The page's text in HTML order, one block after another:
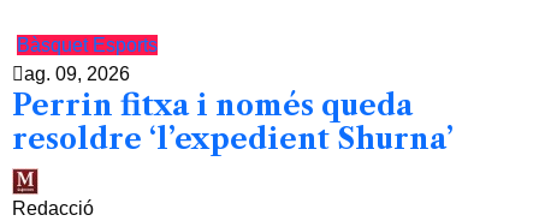
Bàsquet Esports
ag. 09, 2026
Perrin fitxa i només queda
resoldre ‘l’expedient Shurna’
Redacció